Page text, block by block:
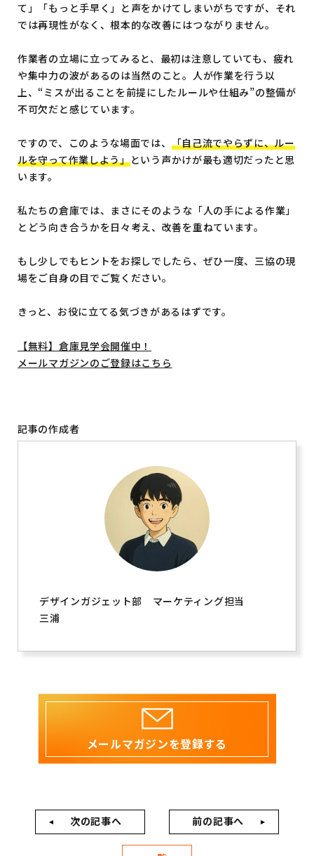
て」「もっと手早く」と声をかけてしまいがちですが、それ
では再現性がなく、根本的な改善にはつながりません。
作業者の立場に立ってみると、最初は注意していても、疲れ
や集中力の波があるのは当然のこと。人が作業を行う以
上、“ミスが出ることを前提にしたルールや仕組み”の整備が
不可欠だと感じています。
ですので、このような場面では、 「自己流でやらずに、ルー
ルを守って作業しよう」という声かけが最も適切だったと思
います。
私たちの倉庫では、まさにそのような「人の手による作業」
とどう向き合うかを日々考え、改善を重ねています。
もし少しでもヒントをお探しでしたら、ぜひ一度、三協の現
場をご自身の目でご覧ください。
きっと、お役に立てる気づきがあるはずです。
【無料】倉庫見学会開催中！
メールマガジンのご登録はこちら
記事の作成者
デザインガジェット部 マーケティング担当
三浦
メールマガジンを登録する
次の記事へ 前の記事へ